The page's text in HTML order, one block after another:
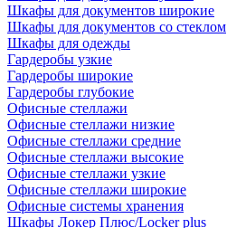
Шкафы для документов широкие
Шкафы для документов со стеклом
Шкафы для одежды
Гардеробы узкие
Гардеробы широкие
Гардеробы глубокие
Офисные стеллажи
Офисные стеллажи низкие
Офисные стеллажи средние
Офисные стеллажи высокие
Офисные стеллажи узкие
Офисные стеллажи широкие
Офисные системы хранения
Шкафы Локер Плюс/Locker plus